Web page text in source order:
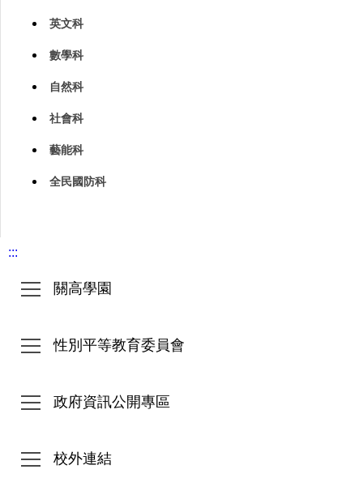
英文科
數學科
自然科
社會科
藝能科
全民國防科
:::
關高學園
性別平等教育委員會
政府資訊公開專區
校外連結